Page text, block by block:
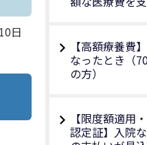
日
【高額療養費
なったとき（
の方）
【限度額適用
認定証】入院